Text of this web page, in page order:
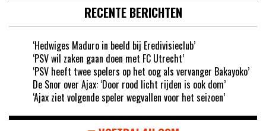
RECENTE BERICHTEN
‘Hedwiges Maduro in beeld bij Eredivisieclub’
‘PSV wil zaken gaan doen met FC Utrecht’
‘PSV heeft twee spelers op het oog als vervanger Bakayoko’
De Snor over Ajax: ‘Door rood licht rijden is ook dom’
‘Ajax ziet volgende speler wegvallen voor het seizoen’